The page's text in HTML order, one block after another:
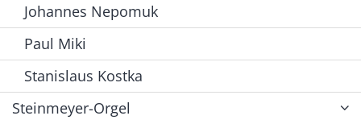
Johannes Nepomuk
Paul Miki
Stanislaus Kostka
Steinmeyer-Orgel